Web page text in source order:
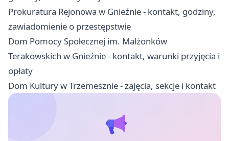
Prokuratura Rejonowa w Gnieźnie - kontakt, godziny,
zawiadomienie o przestępstwie
Dom Pomocy Społecznej im. Małżonków
Terakowskich w Gnieźnie - kontakt, warunki przyjęcia i
opłaty
Dom Kultury w Trzemesznie - zajęcia, sekcje i kontakt